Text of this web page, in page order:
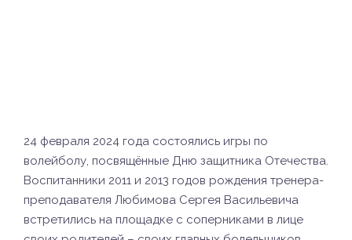
24 февраля 2024 года состоялись игры по
волейболу, посвящённые Дню защитника Отечества.
Воспитанники 2011 и 2013 годов рождения тренера-
преподавателя Любимова Сергея Васильевича
встретились на площадке с соперниками в лице